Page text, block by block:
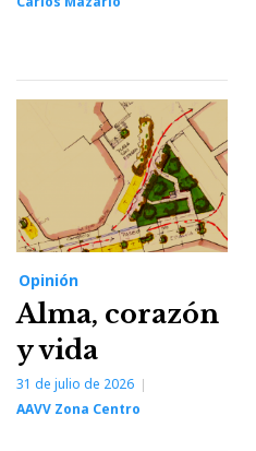
Opinión
Alma, corazón
y vida
31 de julio de 2026
AAVV Zona Centro